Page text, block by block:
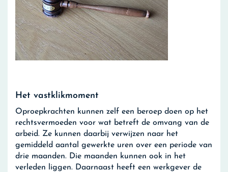
Het vastklikmoment
Oproepkrachten kunnen zelf een beroep doen op het
rechtsvermoeden voor wat betreft de omvang van de
arbeid. Ze kunnen daarbij verwijzen naar het
gemiddeld aantal gewerkte uren over een periode van
drie maanden. Die maanden kunnen ook in het
verleden liggen. Daarnaast heeft een werkgever de